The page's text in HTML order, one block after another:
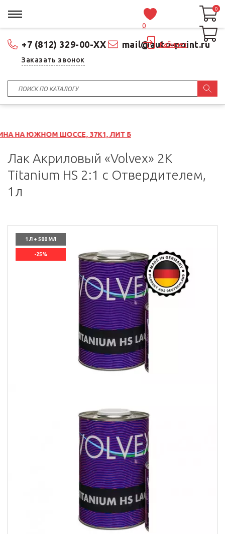
+7 (812) 329-00-XX mail@auto-point.ru
Заказать звонок
0
Кабинет
0
0
ШОССЕ, 37К1, ЛИТ Б
Лак Акриловый «Volvex» 2К
Titanium HS 2:1 с Отвердителем,
1л
1 Л + 500 МЛ
-25%